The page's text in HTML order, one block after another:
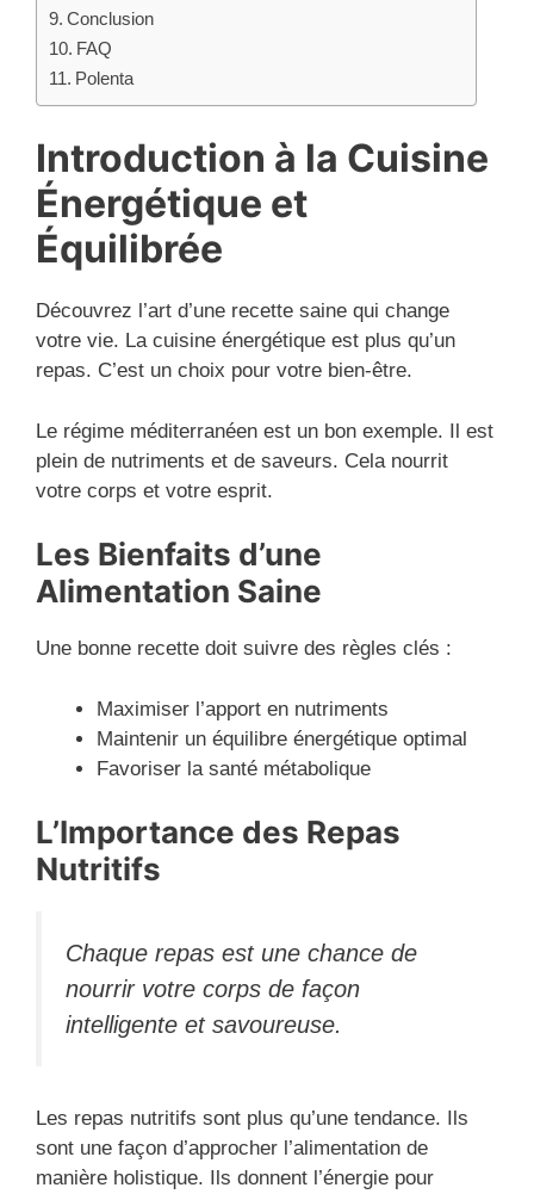
Conclusion
FAQ
Polenta
Introduction à la Cuisine
Énergétique et
Équilibrée
Découvrez l’art d’une recette saine qui change
votre vie. La cuisine énergétique est plus qu’un
repas. C’est un choix pour votre bien-être.
Le régime méditerranéen est un bon exemple. Il est
plein de nutriments et de saveurs. Cela nourrit
votre corps et votre esprit.
Les Bienfaits d’une
Alimentation Saine
Une bonne recette doit suivre des règles clés :
Maximiser l’apport en nutriments
Maintenir un équilibre énergétique optimal
Favoriser la santé métabolique
L’Importance des Repas
Nutritifs
Chaque repas est une chance de
nourrir votre corps de façon
intelligente et savoureuse.
Les repas nutritifs sont plus qu’une tendance. Ils
sont une façon d’approcher l’alimentation de
manière holistique. Ils donnent l’énergie pour